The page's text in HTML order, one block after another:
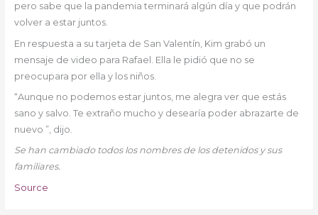
pero sabe que la pandemia terminará algún día y que podrán
volver a estar juntos.
En respuesta a su tarjeta de San Valentín, Kim grabó un
mensaje de video para Rafael. Ella le pidió que no se
preocupara por ella y los niños.
“Aunque no podemos estar juntos, me alegra ver que estás
sano y salvo. Te extraño mucho y desearía poder abrazarte de
nuevo ”, dijo.
Se han cambiado todos los nombres de los detenidos y sus
familiares.
Source